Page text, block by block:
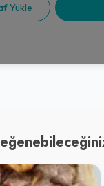
Yükle